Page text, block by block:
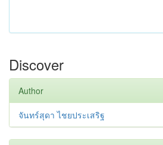
Discover
Author
จันทร์สุดา ไชยประเสริฐ